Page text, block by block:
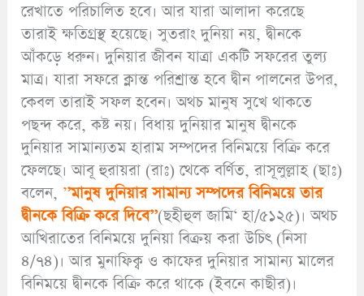
রেখাতে পরিচালিত হবে। আর যারা আলাদা করেছে
তারাই ক্ষতিগ্রস্থ হয়েছে। সুতরাং দুনিয়া নয়, দ্বীনকে
আঁকড়ে ধরুন। দুনিয়ার জীবন যাত্রা একটি সফরের তুল্য
মাত্র। যারা সফরে ক্লান্ত পরিশ্রান্ত হবে দ্বীন পালনের উপর,
কেবল তারাই সফল হবেন। অথচ মানুষ সুখে থাকতে
পছন্দ করে, কষ্ট নয়। বিধায় দুনিয়ার মানুষ দ্বীনকে
দুনিয়ার সামান্যতম হারাম সম্পদের বিনিময়ে বিক্রি করে
ফেলছে। আবূ হুরায়রা (রাঃ) থেকে বর্ণিত, রাসূলুল্লাহ (ছাঃ)
বলেন, ’’মানুষ দুনিয়ার সামান্য সম্পদের বিনিময়ে তার
দ্বীনকে বিক্রি করে দিবে’’(ছহীহুল জামি‘ হা/৫১২৫)। অথচ
আখিরাতের বিনিময়ে দুনিয়া বিক্রয় করা উচিৎ (নিসা
৪/৭৪)। আর মুনাফিক্ব ও কাফের দুনিয়ার সামান্য মালের
বিনিময়ে দ্বীনকে বিক্রি করে থাকে (ইবনে কাছীর)।